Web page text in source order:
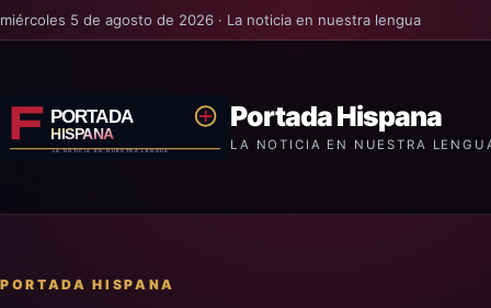
miércoles 5 de agosto de 2026 · La noticia en nuestra lengua
Portada Hispana
LA NOTICIA EN NUESTRA
PORTADA HISPANA